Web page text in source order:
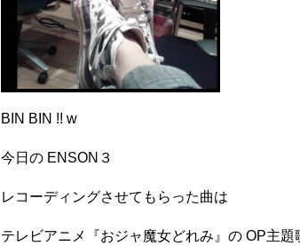
BIN BIN !! w
今日の ENSON３
レコーディングさせてもらった曲は
テレビアニメ『おジャ魔女どれみ』の OP主題